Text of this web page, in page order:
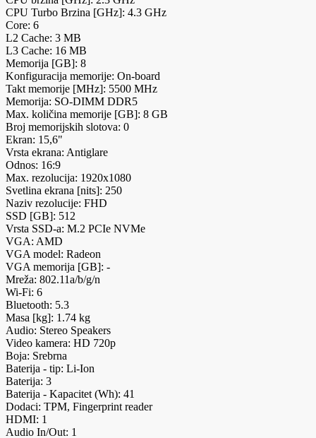
CPU Turbo Brzina [GHz]: 4.3 GHz
Core: 6
L2 Cache: 3 MB
L3 Cache: 16 MB
Memorija [GB]: 8
Konfiguracija memorije: On-board
Takt memorije [MHz]: 5500 MHz
Memorija: SO-DIMM DDR5
Max. količina memorije [GB]: 8 GB
Broj memorijskih slotova: 0
Ekran: 15,6"
Vrsta ekrana: Antiglare
Odnos: 16:9
Max. rezolucija: 1920x1080
Svetlina ekrana [nits]: 250
Naziv rezolucije: FHD
SSD [GB]: 512
Vrsta SSD-a: M.2 PCIe NVMe
VGA: AMD
VGA model: Radeon
VGA memorija [GB]: -
Mreža: 802.11a/b/g/n
Wi-Fi: 6
Bluetooth: 5.3
Masa [kg]: 1.74 kg
Audio: Stereo Speakers
Video kamera: HD 720p
Boja: Srebrna
Baterija - tip: Li-Ion
Baterija: 3
Baterija - Kapacitet (Wh): 41
Dodaci: TPM, Fingerprint reader
HDMI: 1
Audio In/Out: 1